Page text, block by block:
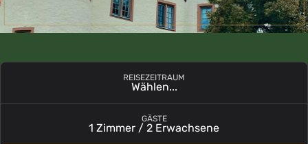
REISEZEITRAUM
Wählen...
GÄSTE
1 Zimmer / 2 Erwachsene
Buchungsmodul mit ausgewählten Parametern öffnen